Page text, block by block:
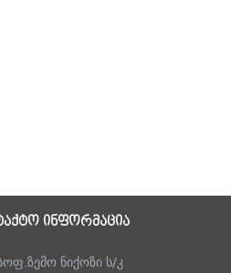
ინფორმაცია
ნიქოზი ს/კ